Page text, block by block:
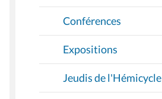
Conférences
Expositions
Jeudis de l'Hémicycle